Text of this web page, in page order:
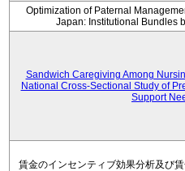
Optimization of Paternal
Japan: Institutional Bundles
Sandwich Caregiving Among
National Cross-Sectional Study of
Support
賃金のインセンティブ効果分析及び